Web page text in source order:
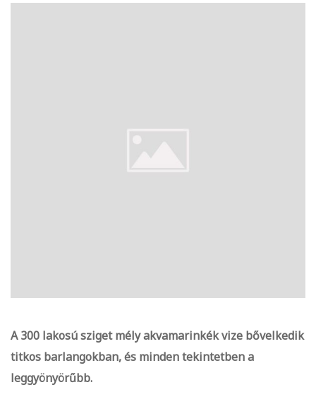
A 300 lakosú sziget mély akvamarinkék vize bővelkedik
titkos barlangokban, és minden tekintetben a
leggyönyörűbb.